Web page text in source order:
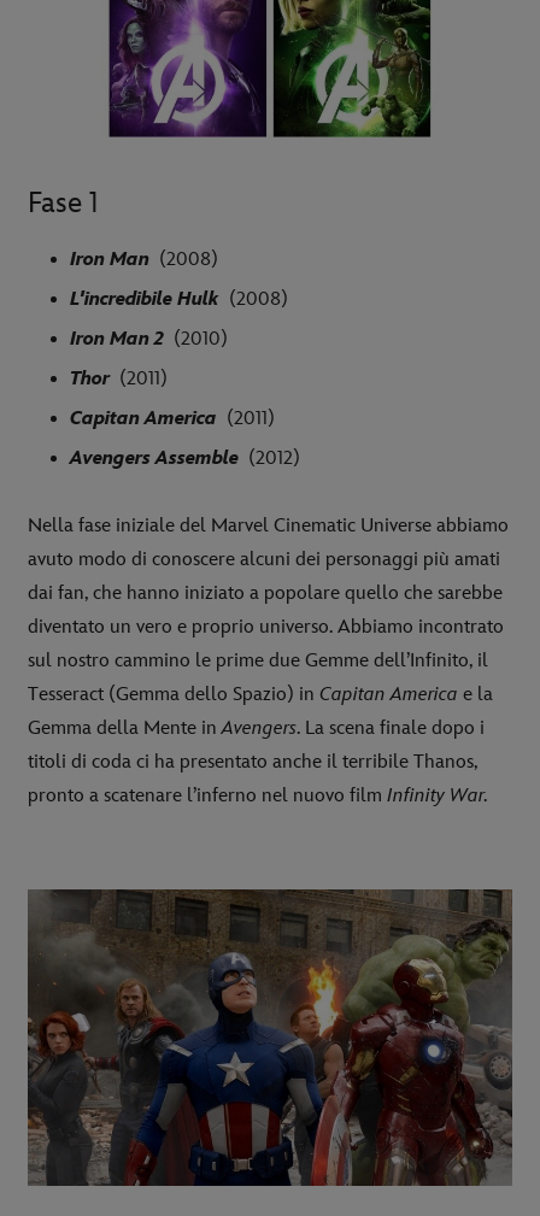
Fase 1
Iron Man (2008)
L'incredibile Hulk (2008)
Iron Man 2 (2010)
Thor (2011)
Capitan America (2011)
Avengers Assemble (2012)
Nella fase iniziale del Marvel Cinematic Universe abbiamo
avuto modo di conoscere alcuni dei personaggi più amati
dai fan, che hanno iniziato a popolare quello che sarebbe
diventato un vero e proprio universo. Abbiamo incontrato
sul nostro cammino le prime due Gemme dell’Infinito, il
Tesseract (Gemma dello Spazio) in Capitan America e la
Gemma della Mente inAvengers. La scena finale dopo i
titoli di coda ci ha presentato anche il terribile Thanos,
pronto a scatenare l’inferno nel nuovo film Infinity War.